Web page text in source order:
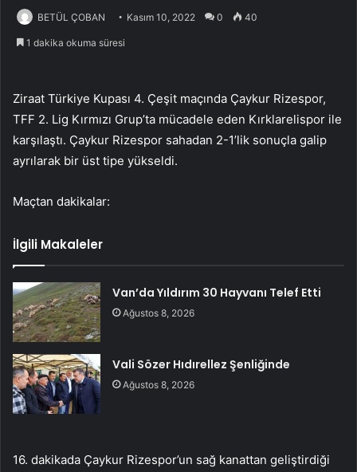
BETÜL ÇOBAN Kasım 10, 2022 0 40
1 dakika okuma süresi
Ziraat Türkiye Kupası 4. Çeşit maçında Çaykur Rizespor,
TFF 2. Lig Kırmızı Grup’ta mücadele eden Kırklarelispor ile
karşılaştı. Çaykur Rizespor sahadan 2-1’lik sonuçla galip
ayrılarak bir üst tipe yükseldi.
Maçtan dakikalar:
İlgili Makaleler
Van’da Yıldırım 30 Hayvanı Telef Etti
Ağustos 8, 2026
Vali Sözer Hıdırellez Şenliğinde
Ağustos 8, 2026
16. dakikada Çaykur Rizespor’un sağ kanattan geliştirdiği